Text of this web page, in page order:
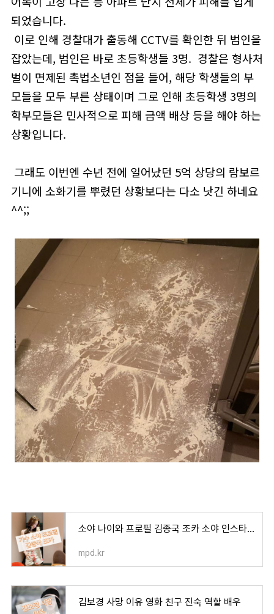
되었습니다.
이로 인해 경찰대가 출동해 CCTV를 확인한 뒤 범인을
잡았는데, 범인은 바로 초등학생들 3명. 경찰은 형사처
벌이 면제된 촉법소년인 점을 들어, 해당 학생들의 부
모들을 모두 부른 상태이며 그로 인해 초등학생 3명의
학부모들은 민사적으로 피해 금액 배상 등을 해야 하는
상황입니다.
그래도 이번엔 수년 전에 일어났던 5억 상당의 람보르
기니에 소화기를 뿌렸던 상황보다는 다소 낫긴 하네요
^^;;
소야 나이와 프로필 김종국 조카 소야 인스타그램
mpd.kr
김보경 사망 이유 영화 친구 진숙 역할 배우